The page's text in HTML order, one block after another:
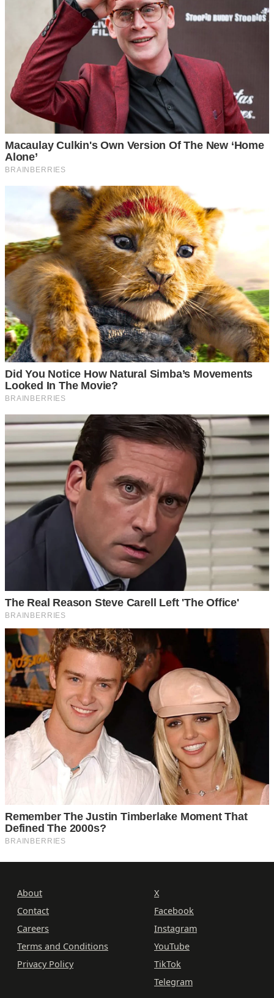
About
Contact
Careers
Terms and Conditions
Privacy Policy
X
Facebook
Instagram
YouTube
TikTok
Telegram